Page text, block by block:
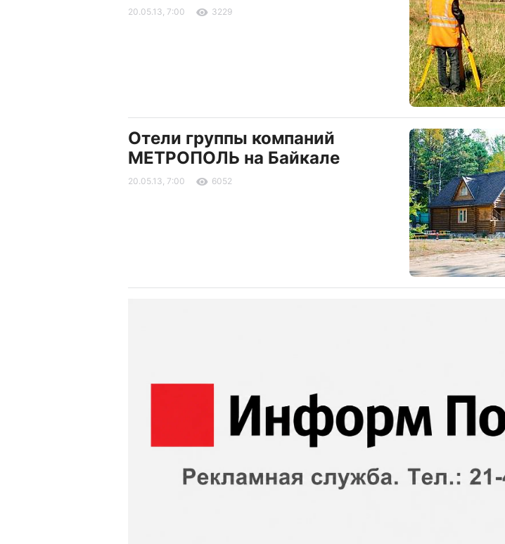
20.05.13, 7:00 3229
Отели группы компаний
МЕТРОПОЛЬ на Байкале
20.05.13, 7:00 6052